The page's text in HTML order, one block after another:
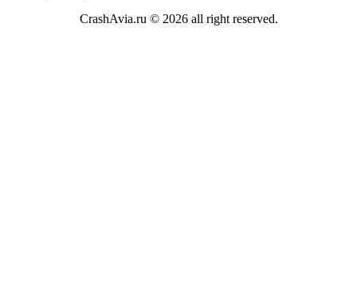
CrashAvia.ru © 2026 all right reserved.